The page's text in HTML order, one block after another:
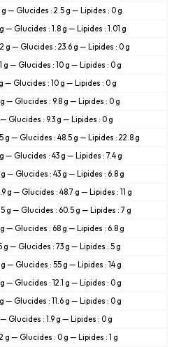
— Glucides : 2.5 g — Lipides : 0 g
Glucides : 1.8 g — Lipides : 1.01 g
g — Glucides : 23.6 g — Lipides : 0 g
— Glucides : 10 g — Lipides : 0 g
— Glucides : 10 g — Lipides : 0 g
— Glucides : 9.8 g — Lipides : 0 g
Glucides : 9.3 g — Lipides : 0 g
g — Glucides : 48.5 g — Lipides : 22.8 g
— Glucides : 43 g — Lipides : 7.4 g
— Glucides : 43 g — Lipides : 6.8 g
g — Glucides : 48.7 g — Lipides : 11 g
g — Glucides : 60.5 g — Lipides : 7 g
— Glucides : 68 g — Lipides : 6.8 g
— Glucides : 73 g — Lipides : 5 g
— Glucides : 55 g — Lipides : 14 g
Glucides : 12.1 g — Lipides : 0 g
Glucides : 11.6 g — Lipides : 0 g
Glucides : 1.9 g — Lipides : 0 g
g — Glucides : 0 g — Lipides : 1 g